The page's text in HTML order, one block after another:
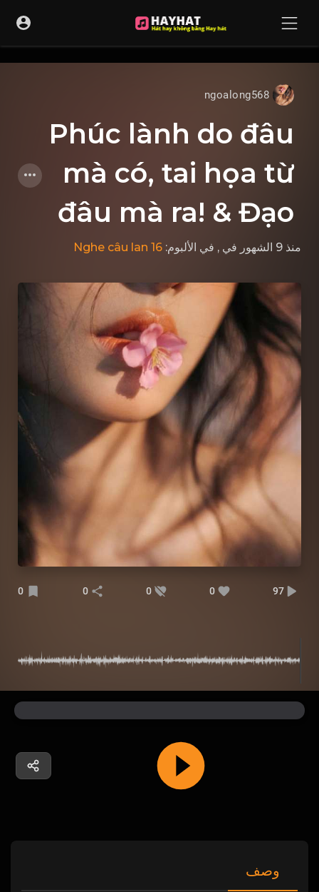
ngoalong568
Phúc lành do đâu
mà có, tai họa từ
đâu mà ra! & Đạo
منذ 9 الشهور في , في الألبوم: Nghe câu lan 16
97
0
0
0
0
وصف